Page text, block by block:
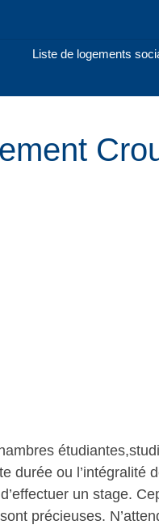
Liste de logements
durée ou l’intégralité
un stage.
précieuses.